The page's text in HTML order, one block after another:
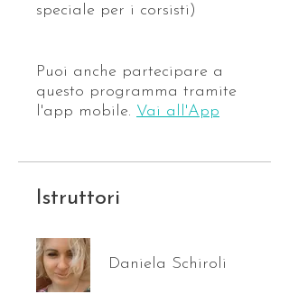
speciale per i corsisti)
Puoi anche partecipare a
questo programma tramite
l'app mobile. Vai all'App
Istruttori
Daniela Schiroli